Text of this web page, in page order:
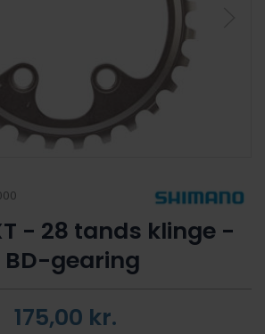
- 28 tands klinge -
BD-gearing
175,00 kr.